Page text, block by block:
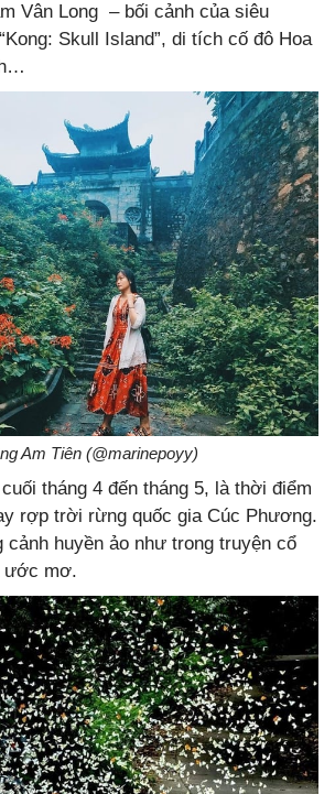
Vân Long – bối cảnh của siêu
Skull Island”, di tích cố đô Hoa
Am Tiên (@marinepoyy)
tháng 4 đến tháng 5, là thời điểm
rợp trời rừng quốc gia Cúc Phương.
cảnh huyền ảo như trong truyện cổ
ước mơ.